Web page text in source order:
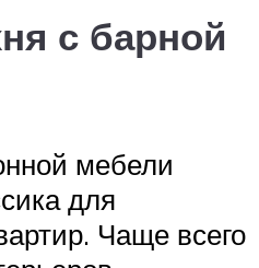
с барной
мебели
для
Чаще всего